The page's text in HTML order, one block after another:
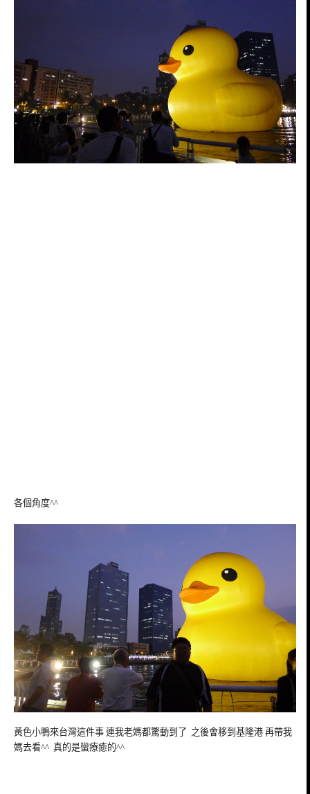
各個角度^^
黃色小鴨來台灣這件事 連我老媽都驚動到了 之後會移到基隆港 再帶我
媽去看^^ 真的是蠻療癒的^^